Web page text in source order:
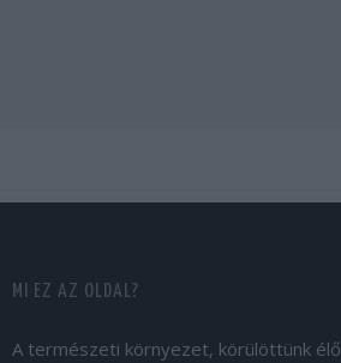
MI EZ AZ OLDAL?
A természeti környezet, körülöttünk